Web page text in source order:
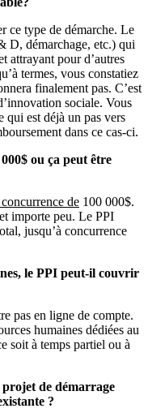
ce type de démarche. Le
D, démarchage, etc.) qui
attrayant pour d’autres
termes, vous constatiez
finalement pas. C’est
sociale. Vous
qui est déjà un pas vers
dans ce cas-ci.
ou ça peut être
concurrence de 100 000$.
importe peu. Le PPI
jusqu’à concurrence
le PPI peut-il couvrir
pas en ligne de compte.
humaines dédiées au
soit à temps partiel ou à
de démarrage
?